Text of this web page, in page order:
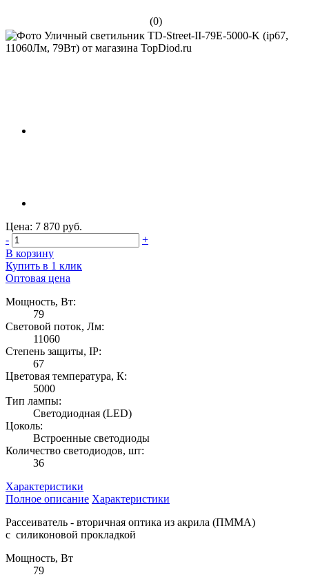
(0)
Цена: 7 870 руб.
-
+
В корзину
Купить в 1 клик
Оптовая цена
Мощность, Вт:
79
Световой поток, Лм:
11060
Степень защиты, IP:
67
Цветовая температура, К:
5000
Тип лампы:
Светодиодная (LED)
Цоколь:
Встроенные светодиоды
Количество светодиодов, шт:
36
Характеристики
Полное описание Характеристики
Рассеиватель - вторичная оптика из акрила (ПММА)
с силиконовой прокладкой
Мощность, Вт
79